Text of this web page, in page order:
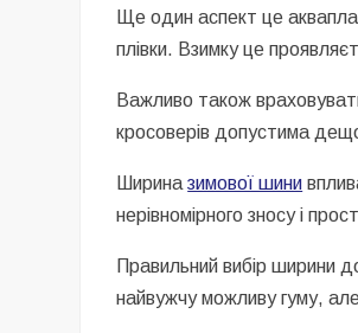
Ще один аспект це
плівки. Взимку це
Важливо також
кросоверів допустима
Шириназимової шини
нерівномірного зносу і
Правильний вибір ширини
найвужчу можливу гуму, але